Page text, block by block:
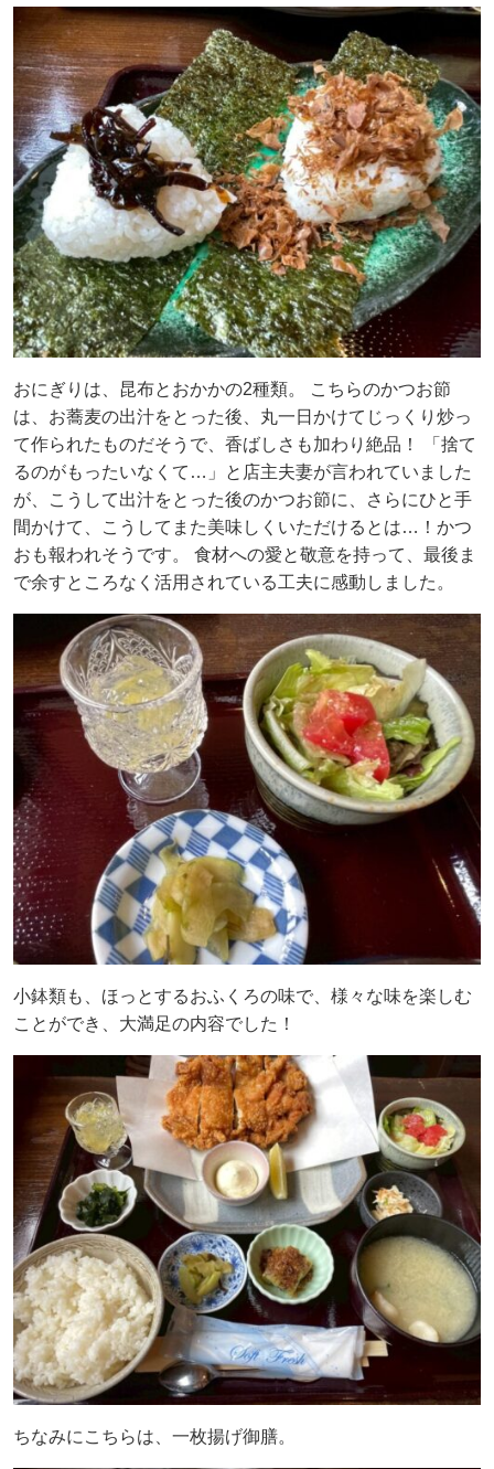
おにぎりは、昆布とおかかの2種類。 こちらのかつお節
は、お蕎麦の出汁をとった後、丸一日かけてじっくり炒っ
て作られたものだそうで、香ばしさも加わり絶品！ 「捨て
るのがもったいなくて…」と店主夫妻が言われていました
が、こうして出汁をとった後のかつお節に、さらにひと手
間かけて、こうしてまた美味しくいただけるとは…！かつ
おも報われそうです。 食材への愛と敬意を持って、最後ま
で余すところなく活用されている工夫に感動しました。
小鉢類も、ほっとするおふくろの味で、様々な味を楽しむ
ことができ、大満足の内容でした！
ちなみにこちらは、一枚揚げ御膳。